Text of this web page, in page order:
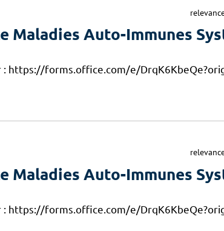
Maladies Auto-Immunes
: https://forms.office.com/e/
Maladies Auto-Immunes
: https://forms.office.com/e/